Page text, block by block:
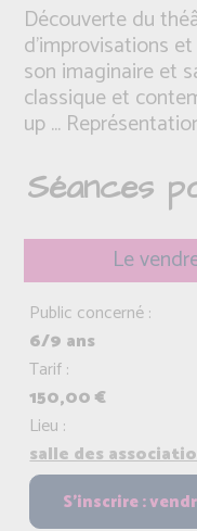
Découverte du
d'improvisations
son imaginaire et
classique et
up ...
Séances
Le
Public concerné :
6/9 ans
Tarif :
150,00 €
Lieu :
salle des